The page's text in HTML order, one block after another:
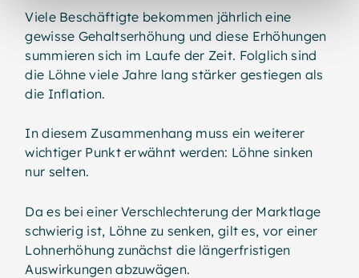
Viele Beschäftigte bekommen jährlich eine
gewisse Gehaltserhöhung und diese Erhöhungen
summieren sich im Laufe der Zeit. Folglich sind
die Löhne viele Jahre lang stärker gestiegen als
die Inflation.
In diesem Zusammenhang muss ein weiterer
wichtiger Punkt erwähnt werden: Löhne sinken
nur selten.
Da es bei einer Verschlechterung der Marktlage
schwierig ist, Löhne zu senken, gilt es, vor einer
Lohnerhöhung zunächst die längerfristigen
Auswirkungen abzuwägen.